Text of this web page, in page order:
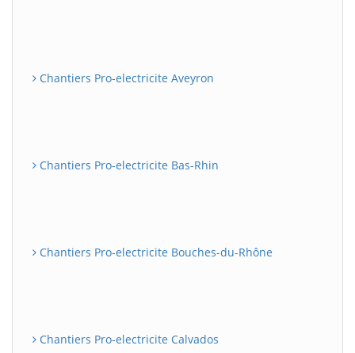
Chantiers Pro-electricite Aveyron
Chantiers Pro-electricite Bas-Rhin
Chantiers Pro-electricite Bouches-du-Rhône
Chantiers Pro-electricite Calvados